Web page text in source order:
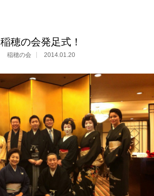
稲穂の会発足式！
稲穂の会 2014.01.20